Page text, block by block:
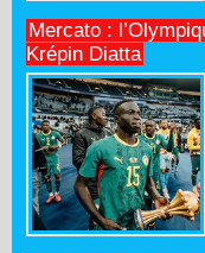
Mercato :
Krépin Diatta